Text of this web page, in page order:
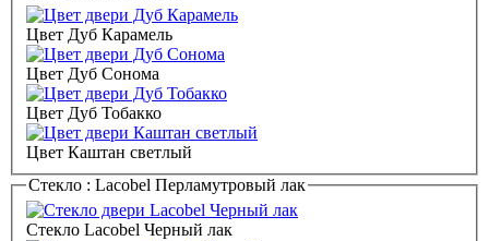
Цвет Дуб Карамель
Цвет Дуб Сонома
Цвет Дуб Тобакко
Цвет Каштан светлый
Стекло : Lacobel Перламутровый лак
Стекло Lacobel Черный лак